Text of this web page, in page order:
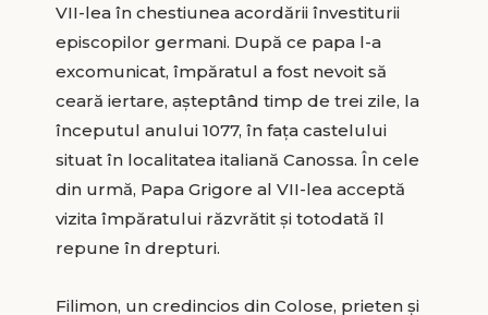
VII-lea în chestiunea acordării învestiturii
episcopilor germani. După ce papa l-a
excomunicat, împăratul a fost nevoit să
ceară iertare, așteptând timp de trei zile, la
începutul anului 1077, în fața castelului
situat în localitatea italiană Canossa. În cele
din urmă, Papa Grigore al VII-lea acceptă
vizita împăratului răzvrătit și totodată îl
repune în drepturi.
Filimon, un credincios din Colose, prieten și